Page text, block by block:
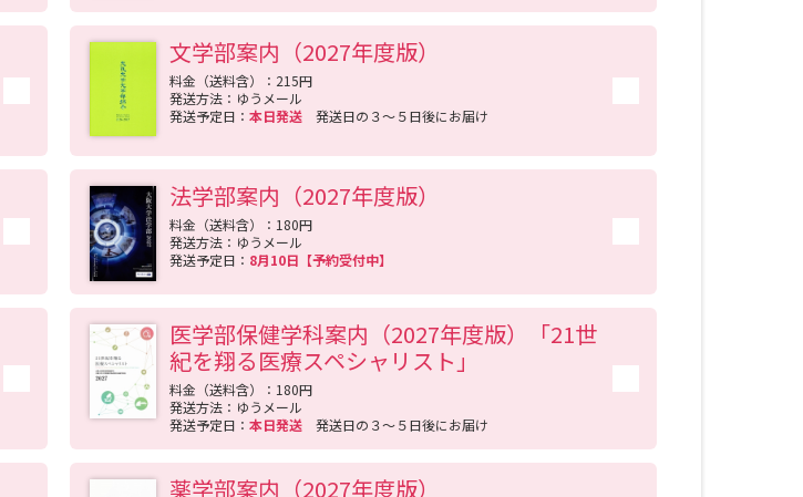
オープンキャンパスなどを調べる
オープンキャンパス検索
実施プログラムから探す
来場型・Web型イベント特集
夢ナビライブ
受験準備
志望校・出願校を調べる
受験スケジュールを立てよう
先輩が入学を決めた理由
テレメール全国一斉進学調査
新生活お役立ちガイド
文学部案内（2027年度版）
料金（送料含）：215円
発送方法：ゆうメール
発送予定日： 本日発送 発送日の３～５日後にお届け
法学部案内（2027年度版）
料金（送料含）：180円
発送方法：ゆうメール
発送予定日： 8月10日【予約受付中】
医学部保健学科案内（2027年度版）「21世
紀を翔る医療スペシャリスト」
料金（送料含）：180円
発送方法：ゆうメール
発送予定日： 本日発送 発送日の３～５日後にお届け
薬学部案内（2027年度版）